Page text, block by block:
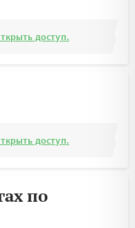
доступ.
доступ.
по